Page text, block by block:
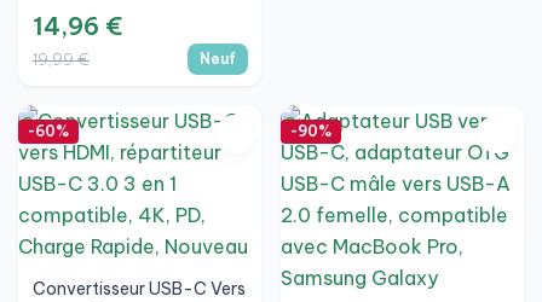
Connecteurs 3*USB-A
Femelle RJ45 Ethernet
10/100/1000
14,96 €
19,99 € Neuf
-60%
Convertisseur USB-C Vers
-90%